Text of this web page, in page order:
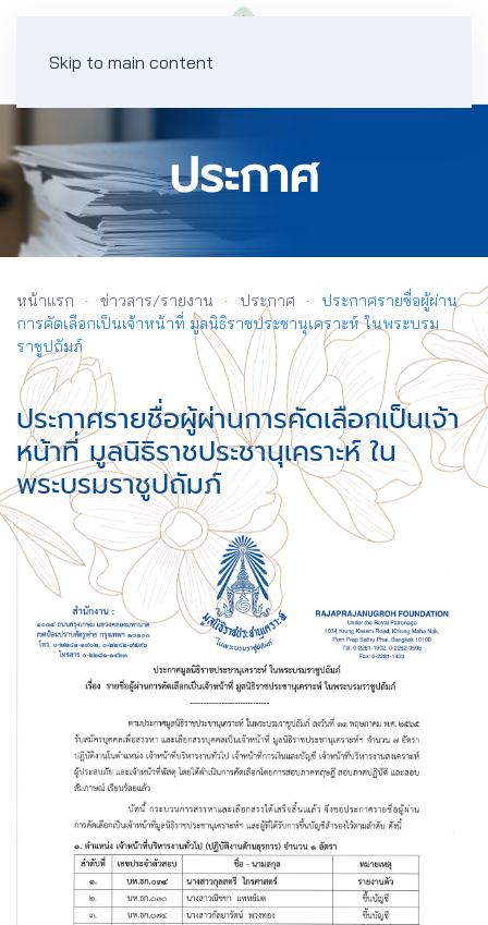
Skip to main content
ประกาศ
หน้าแรก ข่าวสาร/รายงาน ประกาศ
ประกาศรายชื่อผู้ผ่าน
การคัดเลือกเป็นเจ้าหน้าที่ มูลนิธิราชประชานุเคราะห์ ในพระบรม
ราชูปถัมภ์
ประกาศรายชื่อผู้ผ่านการคัดเลือกเป็นเจ้า
หน้าที่ มูลนิธิราชประชานุเคราะห์ ใน
พระบรมราชูปถัมภ์